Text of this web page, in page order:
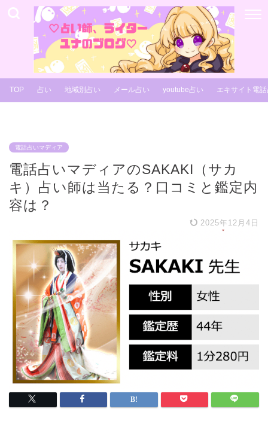
TOP 占い 地域別占い メール占い youtube占い エキサイト電
電話占いマディア
電話占いマディアのSAKAKI（サカ
キ）占い師は当たる？口コミと鑑定内
容は？
2025年12月4日